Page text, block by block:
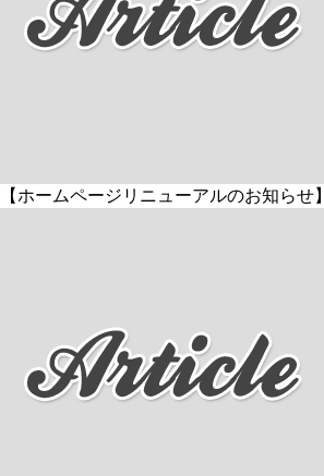
【ホームページリニューアルのお知らせ】